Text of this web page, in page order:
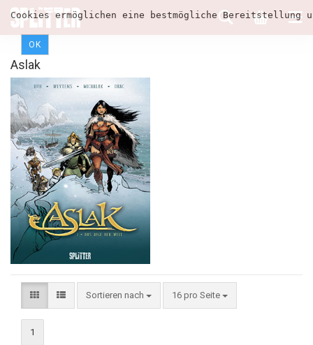
Cookies ermöglichen eine bestmögliche
OK
Aslak
Sortieren nach 16 pro Seite
1